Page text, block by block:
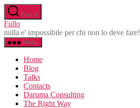
Salta
al
contenuto
Cerca
Fullo
nulla e' impossibile per chi non lo deve fare!
Menu
Home
Blog
Talks
Contacts
Daruma Consulting
The Right Way